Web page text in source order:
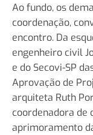
Ao fundo, os
coordenação,
encontro. Da
engenheiro civil
e do Secovi-SP
Aprovação de
arquiteta Ruth
coordenadora de
aprimoramento